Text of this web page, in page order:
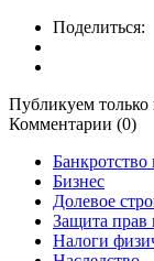
Поделиться:
Публикуем
Комментарии (0)
Банкротство
Бизнес
Долевое
Защита прав
Налоги